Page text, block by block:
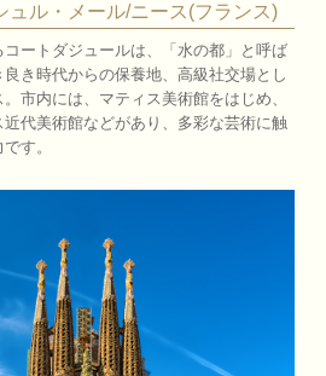
ュル・メール/ニース(フランス)
ートダジュールは、「水の都」と呼ば
き時代からの保養地、高級社交場とし
市内には、マティス美術館をはじめ、
代美術館などがあり、多彩な芸術に触
す。